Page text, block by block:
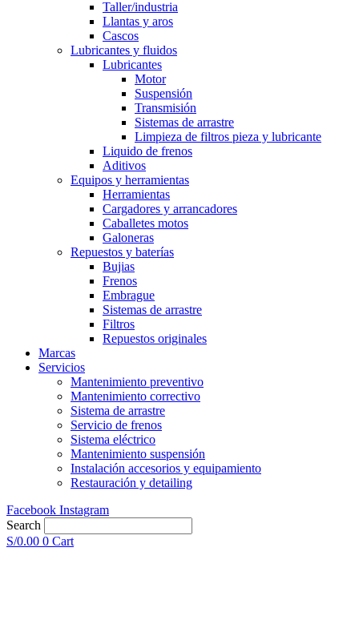
Taller/industria
Llantas y aros
Cascos
Lubricantes y fluidos
Lubricantes
Motor
Suspensión
Transmisión
Sistemas de arrastre
Limpieza de filtros pieza y lubricante
Liquido de frenos
Aditivos
Equipos y herramientas
Herramientas
Cargadores y arrancadores
Caballetes motos
Galoneras
Repuestos y baterías
Bujias
Frenos
Embrague
Sistemas de arrastre
Filtros
Repuestos originales
Marcas
Servicios
Mantenimiento preventivo
Mantenimiento correctivo
Sistema de arrastre
Servicio de frenos
Sistema eléctrico
Mantenimiento suspensión
Instalación accesorios y equipamiento
Restauración y detailing
Facebook Instagram
Search
S/0.00 0 Cart